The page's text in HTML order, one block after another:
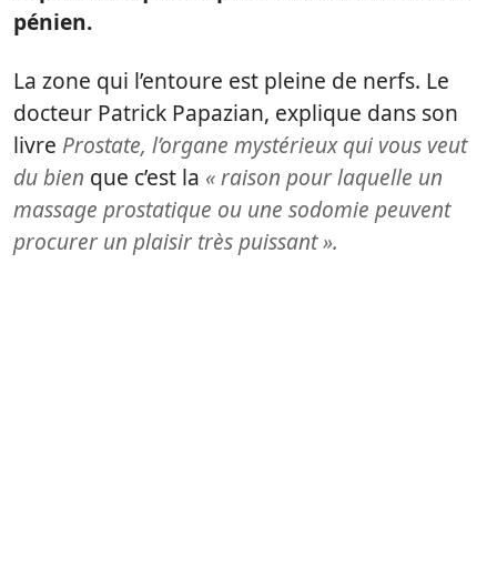
pénien.
La zone qui l’entoure est pleine de nerfs. Le
docteur Patrick Papazian, explique dans son
livre Prostate, l’organe mystérieux qui vous veut
du bien que c’est la « raison pour laquelle un
massage prostatique ou une sodomie peuvent
procurer un plaisir très puissant ».